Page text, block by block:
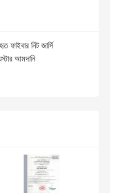
ফাইবার নিট জার্সি
আমদানি